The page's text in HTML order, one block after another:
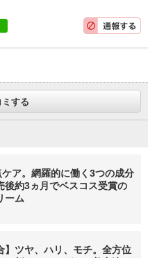
ミする
ア。網羅的に働く3つの成分
後約3ヵ月でベスコス受賞の
ーム
】ツヤ、ハリ、モチ。全方位